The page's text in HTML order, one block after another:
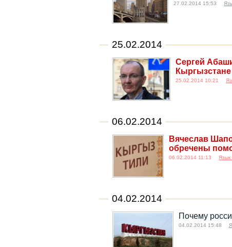
27.02.2014 15:53
25.02.2014
Сергей
25.02.2014 10:21
06.02.2014
Вячеслав
обречены
06.02.2014 11:13 Язык
04.02.2014
Почему
04.02.2014 15:48